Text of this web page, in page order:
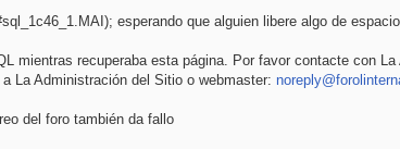
esperando que alguien libere algo de
mientras recuperaba esta página. Por favor contacte con
La Administración del Sitio o webmaster:
del foro también da fallo